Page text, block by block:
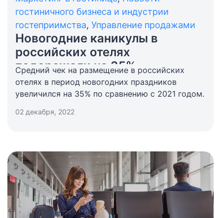
гостиничного бизнеса и индустрии
гостеприимства, Управление продажами
Новогодние каникулы в
российских отелях
подорожали на 35%
Средний чек на размещение в российских
отелях в период новогодних праздников
увеличился на 35% по сравнению с 2021 годом.
02 декабря, 2022